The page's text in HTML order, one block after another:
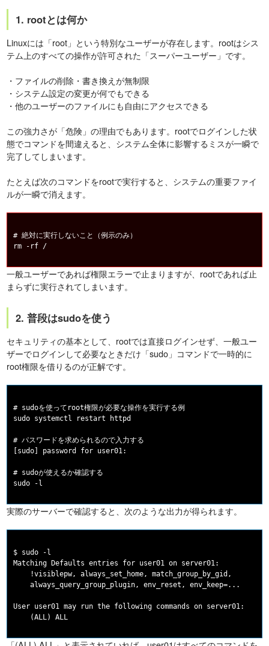
1. rootとは何か
Linuxには「root」という特別なユーザーが存在します。rootはシス
テム上のすべての操作が許可された「スーパーユーザー」です。
・ファイルの削除・書き換えが無制限
・システム設定の変更が何でもできる
・他のユーザーのファイルにも自由にアクセスできる
この強力さが「危険」の理由でもあります。rootでログインした状
態でコマンドを間違えると、システム全体に影響するミスが一瞬で
完了してしまいます。
たとえば次のコマンドをrootで実行すると、システムの重要ファイ
ルが一瞬で消えます。
# 絶対に実行しないこと（例示のみ）
一般ユーザーであれば権限エラーで止まりますが、rootであれば止
まらずに実行されてしまいます。
2. 普段はsudoを使う
セキュリティの基本として、rootでは直接ログインせず、一般ユー
ザーでログインして必要なときだけ「sudo」コマンドで一時的に
root権限を借りるのが正解です。
# sudoを使ってroot権限が必要な操作を実行する例
sudo systemctl restart httpd
# パスワードを求められるので入力する
[sudo] password for user01:
# sudoが使えるか確認する
実際のサーバーで確認すると、次のような出力が得られます。
$ sudo -l
Matching Defaults entries for user01 on server01:
    !visiblepw, always_set_home, match_group_by_gid,
    always_query_group_plugin, env_reset, env_keep=...
User user01 may run the following commands on server01: